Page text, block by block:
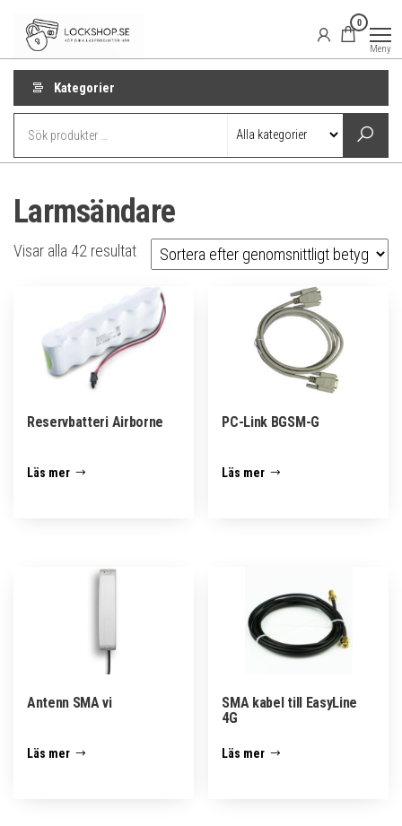
innehåll
0
Meny
Kategorier
Larmsändare
Visar alla 42 resultatSortera
efter
genomsnittligt
betyg
Reservbatteri Airborne
Läs mer
PC-Link BGSM-G
Läs mer
Antenn SMA vi
Läs mer
SMA kabel till EasyLine
4G
Läs mer